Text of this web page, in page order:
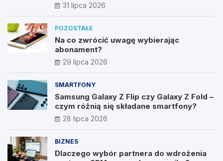
31 lipca 2026
POZOSTAŁE
Na co zwrócić uwagę wybierając
abonament?
29 lipca 2026
SMARTFONY
Samsung Galaxy Z Flip czy Galaxy Z Fold –
czym różnią się składane smartfony?
28 lipca 2026
BIZNES
Dlaczego wybór partnera do wdrożenia